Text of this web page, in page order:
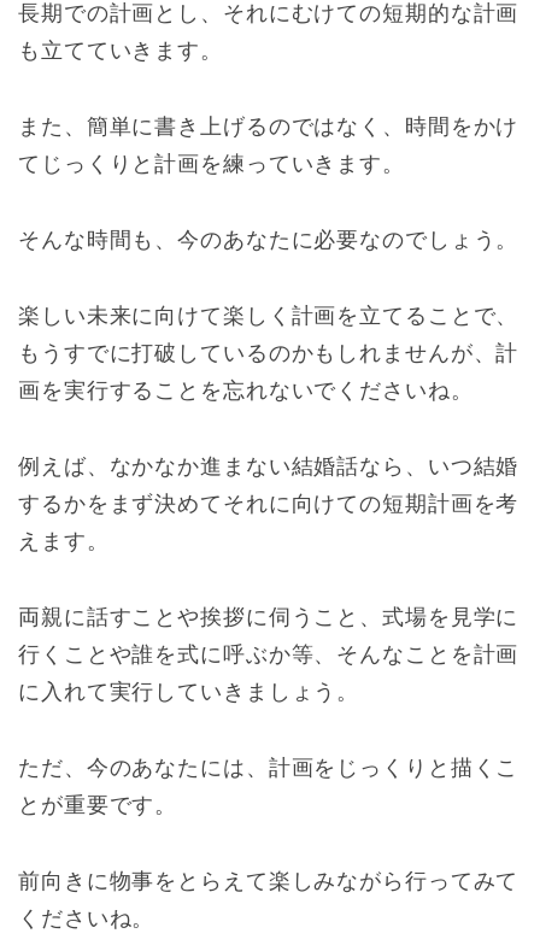
長期での計画とし、それにむけての短期的な計画
も立てていきます。
また、簡単に書き上げるのではなく、時間をかけ
てじっくりと計画を練っていきます。
そんな時間も、今のあなたに必要なのでしょう。
楽しい未来に向けて楽しく計画を立てることで、
もうすでに打破しているのかもしれませんが、計
画を実行することを忘れないでくださいね。
例えば、なかなか進まない結婚話なら、いつ結婚
するかをまず決めてそれに向けての短期計画を考
えます。
両親に話すことや挨拶に伺うこと、式場を見学に
行くことや誰を式に呼ぶか等、そんなことを計画
に入れて実行していきましょう。
ただ、今のあなたには、計画をじっくりと描くこ
とが重要です。
前向きに物事をとらえて楽しみながら行ってみて
くださいね。